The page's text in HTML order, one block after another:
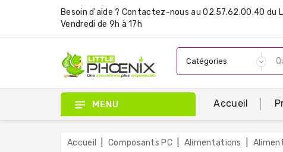
Besoin d'aide ? Contactez-nous au 02.57.62.00.40 du
Vendredi de 9h à 17h
MENU Accueil
Accueil Composants PC Alimentations